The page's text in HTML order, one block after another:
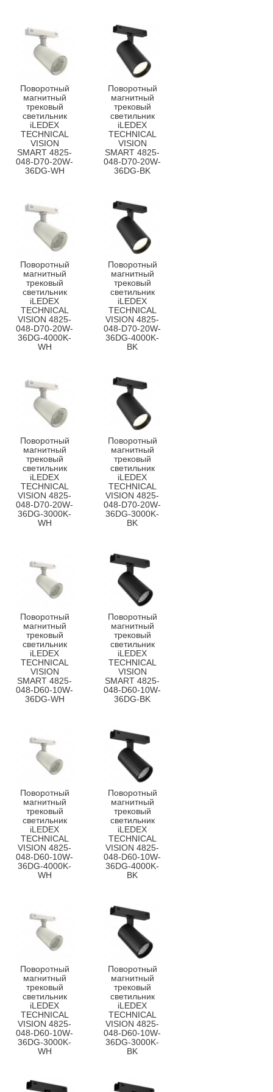
Поворотный
магнитный
трековый
светильник
iLEDEX
TECHNICAL
VISION
SMART 4825-
048-D70-20W-
36DG-WH
Поворотный
магнитный
трековый
светильник
iLEDEX
TECHNICAL
VISION
SMART 4825-
048-D70-20W-
36DG-BK
Поворотный
магнитный
трековый
светильник
iLEDEX
TECHNICAL
VISION 4825-
048-D70-20W-
36DG-4000K-
WH
Поворотный
магнитный
трековый
светильник
iLEDEX
TECHNICAL
VISION 4825-
048-D70-20W-
36DG-4000K-
BK
Поворотный
магнитный
трековый
светильник
iLEDEX
TECHNICAL
VISION 4825-
048-D70-20W-
36DG-3000K-
WH
Поворотный
магнитный
трековый
светильник
iLEDEX
TECHNICAL
VISION 4825-
048-D70-20W-
36DG-3000K-
BK
Поворотный
магнитный
трековый
светильник
iLEDEX
TECHNICAL
VISION
SMART 4825-
048-D60-10W-
36DG-WH
Поворотный
магнитный
трековый
светильник
iLEDEX
TECHNICAL
VISION
SMART 4825-
048-D60-10W-
36DG-BK
Поворотный
магнитный
трековый
светильник
iLEDEX
TECHNICAL
VISION 4825-
048-D60-10W-
36DG-4000K-
WH
Поворотный
магнитный
трековый
светильник
iLEDEX
TECHNICAL
VISION 4825-
048-D60-10W-
36DG-4000K-
BK
Поворотный
магнитный
трековый
светильник
iLEDEX
TECHNICAL
VISION 4825-
048-D60-10W-
36DG-3000K-
WH
Поворотный
магнитный
трековый
светильник
iLEDEX
TECHNICAL
VISION 4825-
048-D60-10W-
36DG-3000K-
BK